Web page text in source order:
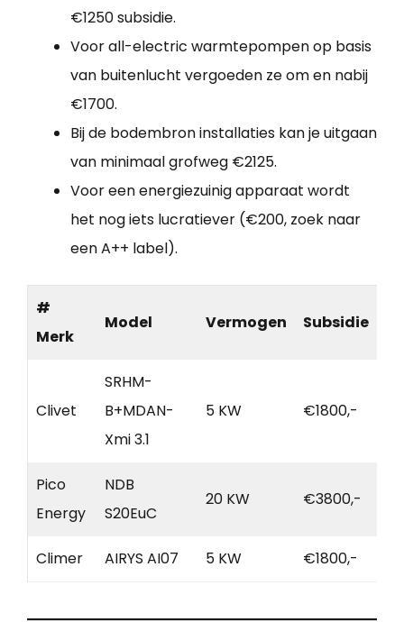
€1250 subsidie.
Voor all-electric warmtepompen op basis
van buitenlucht vergoeden ze om en nabij
€1700.
Bij de bodembron installaties kan je uitgaan
van minimaal grofweg €2125.
Voor een energiezuinig apparaat wordt
het nog iets lucratiever (€200, zoek naar
een A++ label).
#
Merk
Model Vermogen Subsidie
Clivet
SRHM-
B+MDAN-
Xmi 3.1
5 KW €1800,-
Pico
Energy
NDB
S20EuC
20 KW €3800,-
Climer AIRYS AI07 5 KW €1800,-